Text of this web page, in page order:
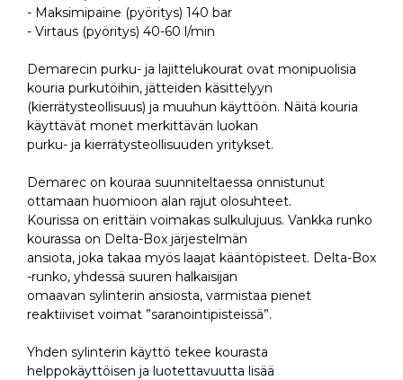
- Maksimipaine (pyöritys) 140 bar
- Virtaus (pyöritys) 40-60 l/min
Demarecin purku- ja lajittelukourat ovat monipuolisia
kouria purkutöihin, jätteiden käsittelyyn
(kierrätysteollisuus) ja muuhun käyttöön. Näitä kouria
käyttävät monet merkittävän luokan
purku- ja kierrätysteollisuuden yritykset.
Demarec on kouraa suunniteltaessa onnistunut
ottamaan huomioon alan rajut olosuhteet.
Kourissa on erittäin voimakas sulkulujuus. Vankka runko
kourassa on Delta-Box järjestelmän
ansiota, joka takaa myös laajat kääntöpisteet. Delta-Box
-runko, yhdessä suuren halkaisijan
omaavan sylinterin ansiosta, varmistaa pienet
reaktiiviset voimat ”saranointipisteissä”.
Yhden sylinterin käyttö tekee kourasta
helppokäyttöisen ja luotettavuutta lisää